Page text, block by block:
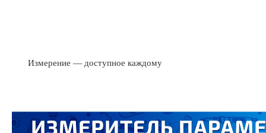
Измерение — доступное каждому